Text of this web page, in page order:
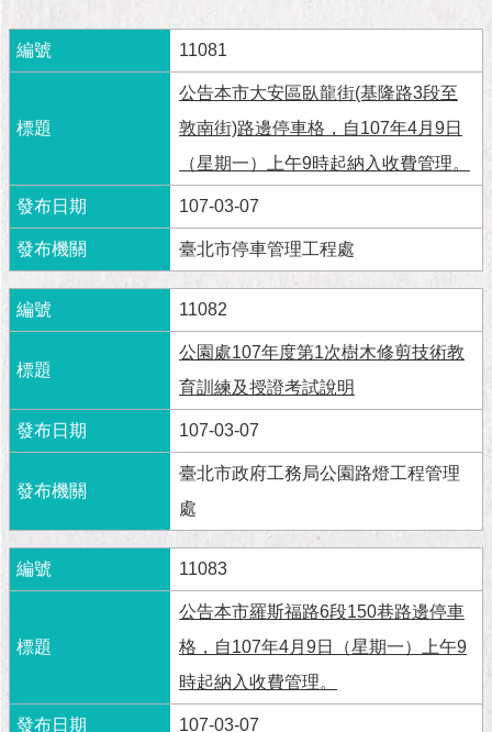
市
政
政
願
景
成
果
市
資
料
臺
北
活
題
11081
公告本市大安區臥龍街(基隆路3段至
敦南街)路邊停車格，自107年4月9日
（星期一）上午9時起納入收費管理。
107-03-07
臺北市停車管理工程處
11082
公園處107年度第1次樹木修剪技術教
育訓練及授證考試說明
107-03-07
臺北市政府工務局公園路燈工程管理
處
11083
公告本市羅斯福路6段150巷路邊停車
格，自107年4月9日（星期一）上午9
時起納入收費管理。
107-03-07